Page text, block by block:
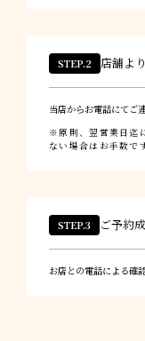
STEP.2 店舗よ
当店からお電話にてご
原則、翌営業日迄
ない場合はお手数で
STEP.3 ご予約
お店との電話による確